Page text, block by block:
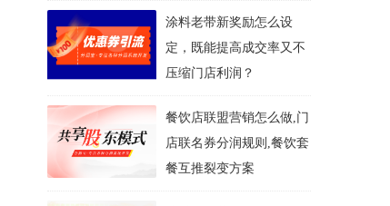
涂料老带新奖励怎么设
定，既能提高成交率又不
压缩门店利润？
餐饮店联盟营销怎么做,门
店联名券分润规则,餐饮套
餐互推裂变方案